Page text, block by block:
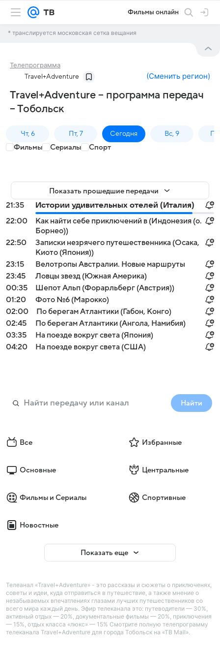
Фильмы онлайн
* транслируется московская сетка вещания
Телепрограмма
Travel+Adventure (Сменить регион)
Travel+Adventure – программа передач
– Тобольск
Чт, 6 Пт, 7 Сегодня Вс, 9
Фильмы Сериалы Спорт
Показать прошедшие передачи
21:35
Истории удивительных отелей (Италия)
22:00
Как найти себе приключений в (Индонезия (о.
Борнео))
22:50
Записки незрячего путешественника (Осака,
Киото (Япония))
23:15
Велотропы Австралии. Новые маршруты
23:45
Ловцы звезд (Южная Америка)
00:35
Шепот Альп (Форарльберг (Австрия))
01:20
Фото №6 (Марокко)
02:00
По берегам Атлантики (Габон, Конго)
02:45
По берегам Атлантики (Ангола, Намибия)
03:35
На поезде вокруг света (Япония)
04:20
На поезде вокруг света (США)
Найти
Все Избранные
Основные Центральные
Фильмы и Сериалы Спортивные
Новостные
Показать еще
Телеанал «Travel+Adventure» - это рассказы и сюжеты о приключенях,
советы и идеи, куда отправиться в путешествие, а также мнение о
незабываемых впечатлениях глазами лучших путешественников со
всего мира каждый день. Эфир телеканала это: путеводители — 30%,
активный отдых — 20%, документальные фильмы — 20%, приключения
— 15%, отдых класса «люкс» — 15% Смотрите полную телепрограмму
телеканала Travel+Adventure для города Тобольск на «ТВ Mail».